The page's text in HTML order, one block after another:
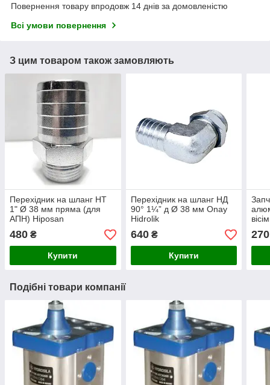
Повернення товару впродовж 14 днів за домовленістю
Всі умови повернення
З цим товаром також замовляють
Перехідник на шланг НТ
1" Ø 38 мм пряма (для
АПН) Hiposan
480 ₴
Купити
Перехідник на шланг НД
90° 1¼” д Ø 38 мм Onay
Hidrolik
640₴
Купити
270
Подібні товари компанії